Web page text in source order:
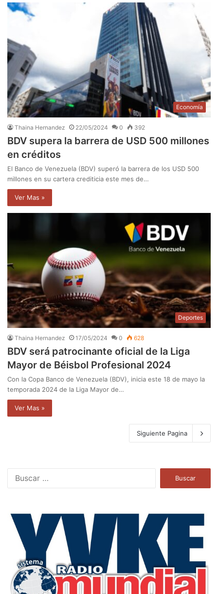
Economía
Thaina Hernandez 22/05/2024 0 392
BDV supera la barrera de USD 500 millones
en créditos
El Banco de Venezuela (BDV) superó la barrera de los USD 500
millones en su cartera crediticia este mes de…
Ver Mas »
Deportes
Thaina Hernandez 17/05/2024 0 628
BDV será patrocinante oficial de la Liga
Mayor de Béisbol Profesional 2024
Con la Copa Banco de Venezuela (BDV), inicia este 18 de mayo la
temporada 2024 de la Liga Mayor de…
Ver Mas »
Siguiente Pagina
a